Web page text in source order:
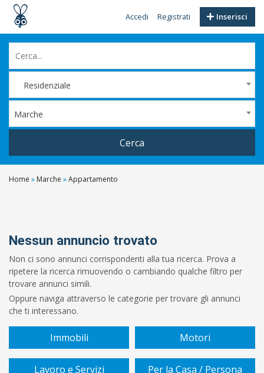
Inserisci
Accedi Registrati
Residenziale
Marche
Cerca
€
A
€
Home » Marche »Appartamento
Nessun annuncio trovato
Non ci sono annunci corrispondenti alla tua ricerca. Prova a
ripetere la ricerca rimuovendo o cambiando qualche filtro per
trovare annunci simili.
Oppure naviga attraverso le categorie per trovare gli annunci
che ti interessano.
Immobili Motori
Lavoro e Servizi Per la Casa / Persona